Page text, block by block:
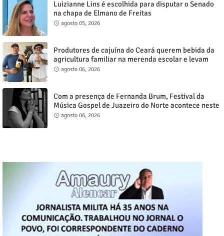
Luizianne Lins é escolhida para disputar o Senado
na chapa de Elmano de Freitas
agosto 05, 2026
Produtores de cajuína do Ceará querem bebida da
agricultura familiar na merenda escolar e levam
reivindicação à agenda política
agosto 06, 2026
Com a presença de Fernanda Brum, Festival da
Música Gospel de Juazeiro do Norte acontece neste
sábado, 8
agosto 06, 2026